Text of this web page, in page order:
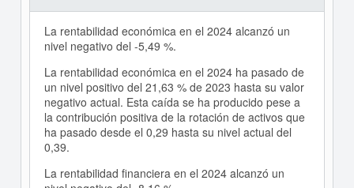
La rentabilidad económica en el 2024 alcanzó un
nivel negativo del -5,49 %.
La rentabilidad económica en el 2024 ha pasado de
un nivel positivo del 21,63 % de 2023 hasta su valor
negativo actual. Esta caída se ha producido pese a
la contribución positiva de la rotación de activos que
ha pasado desde el 0,29 hasta su nivel actual del
0,39.
La rentabilidad financiera en el 2024 alcanzó un